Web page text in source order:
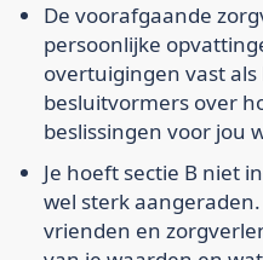
De voorafgaande
persoonlijke
overtuigingen vast
besluitvormers over
beslissingen voor jou
Je hoeft sectie B niet
wel sterk
vrienden en